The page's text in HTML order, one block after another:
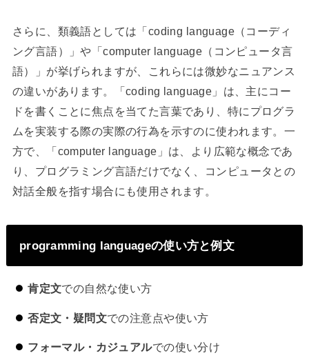
さらに、類義語としては「coding language（コーディ
ング言語）」や「computer language（コンピュータ言
語）」が挙げられますが、これらには微妙なニュアンス
の違いがあります。「coding language」は、主にコー
ドを書くことに焦点を当てた言葉であり、特にプログラ
ムを実装する際の実際の行為を示すのに使われます。一
方で、「computer language」は、より広範な概念であ
り、プログラミング言語だけでなく、コンピュータとの
対話全般を指す場合にも使用されます。
programming languageの使い方と例文
肯定文での自然な使い方
否定文・疑問文での注意点や使い方
フォーマル・カジュアルでの使い分け